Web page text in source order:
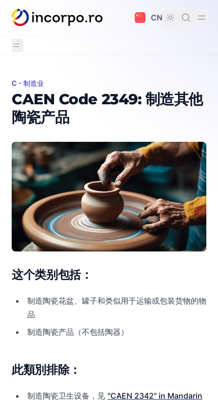
要内容
CN
CAEN Code 2349: 制造其他陶瓷产品
C - 制造业
CAEN Code 2349: 制造其他
陶瓷产品
这个类别包括：
制造陶瓷花盆、罐子和类似用于运输或包装货物的物
品
制造陶瓷产品（不包括陶器）
此類別排除：
制造陶瓷卫生设备，见 "CAEN 2342" in Mandarin